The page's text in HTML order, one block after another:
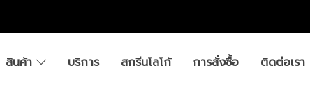
สินค้า บริการ สกรีนโลโก้ การสั่งซื้อ ติดต่อเรา